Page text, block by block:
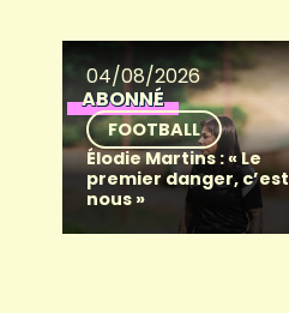
04/08/2026
ABONNÉ
FOOTBALL
Élodie Martins : « Le
premier danger, c’est
nous »